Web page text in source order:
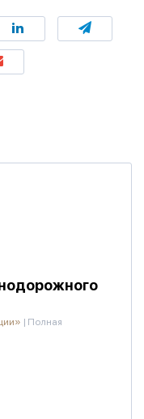
| Полная